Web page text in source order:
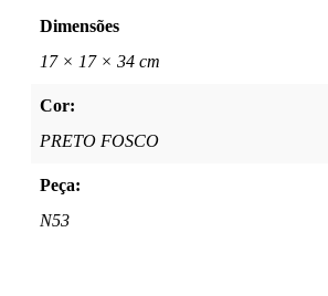
Dimensões
17 × 17 × 34 cm
Cor:
PRETO FOSCO
Peça:
N53